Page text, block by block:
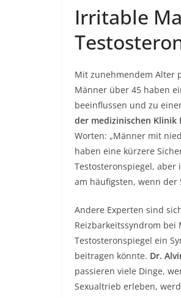
Irritable
Mit zunehmendem Alter
Männer über 45 haben
beeinflussen und zu
der medizinischen Klinik
Worten: „Männer mit
haben eine kürzere
Testosteronspiegel,
am häufigsten, wenn der
Andere Experten sind
Reizbarkeitssyndrom
Testosteronspiegel ein
beitragen könnte. Dr.
passieren viele Dinge,
Sexualtrieb erleben,